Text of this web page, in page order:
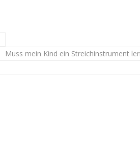
Muss mein Kind ein Streichinstrument